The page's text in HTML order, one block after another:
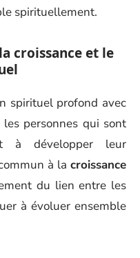
spirituellement.
croissance et le
spirituel profond avec
personnes qui sont
à développer leur
à la croissance
du lien entre les
à évoluer ensemble